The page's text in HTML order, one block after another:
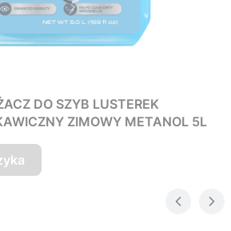
DO SZYB LUSTEREK
ZIMOWY METANOL 5L